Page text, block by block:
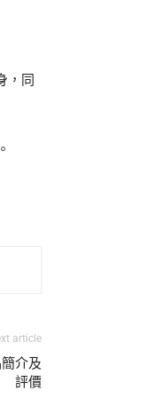
，同
article
介及
評價